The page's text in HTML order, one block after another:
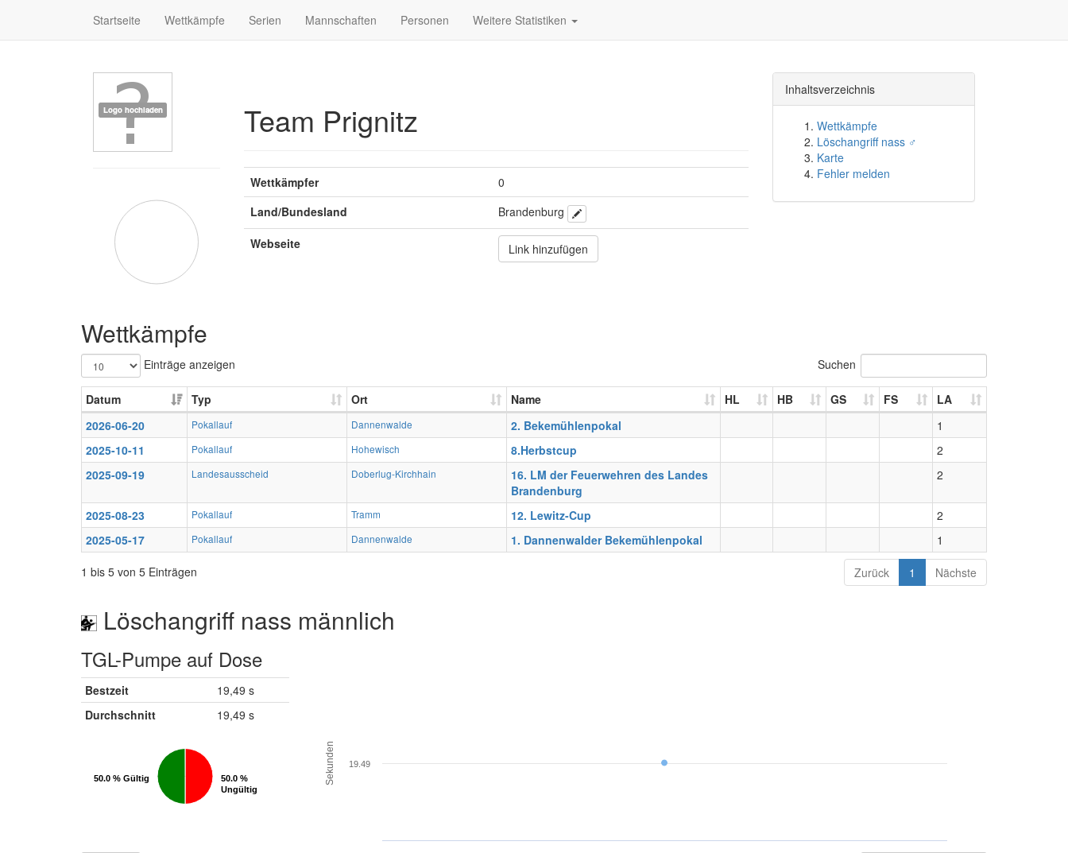
Startseite Wettkämpfe Serien Mannschaften Personen Weitere Statistiken
Team Prignitz
Wettkämpfer
0
Land/Bundesland
Brandenburg
Webseite
Link hinzufügen
Inhaltsverzeichnis
Wettkämpfe
Löschangriff nass ♂
Karte
Fehler melden
Wettkämpfe
Einträge anzeigen Suchen
Datum Typ Ort Name HL HB GS FS
LA
2026-06-20
Pokallauf Dannenwalde 2. Bekemühlenpokal
1
2025-10-11
Pokallauf Hohewisch 8.Herbstcup
2
2025-09-19
Landesausscheid Doberlug-Kirchhain
16. LM der Feuerwehren des Landes
Brandenburg
2
2025-08-23 Pokallauf Tramm 12. Lewitz-Cup
2
2025-05-17
Pokallauf Dannenwalde 1. Dannenwalder Bekemühlenpokal
1
1 bis 5 von 5 Einträgen
Zurück 1 Nächste
Löschangriff nass männlich
TGL-Pumpe auf Dose
Bestzeit
19,49 s
Durchschnitt
19,49 s
50.0 %
Ungültig
50.0 %
Ungültig
50.0 % Gültig
50.0 % Gültig Sekunden 19.49